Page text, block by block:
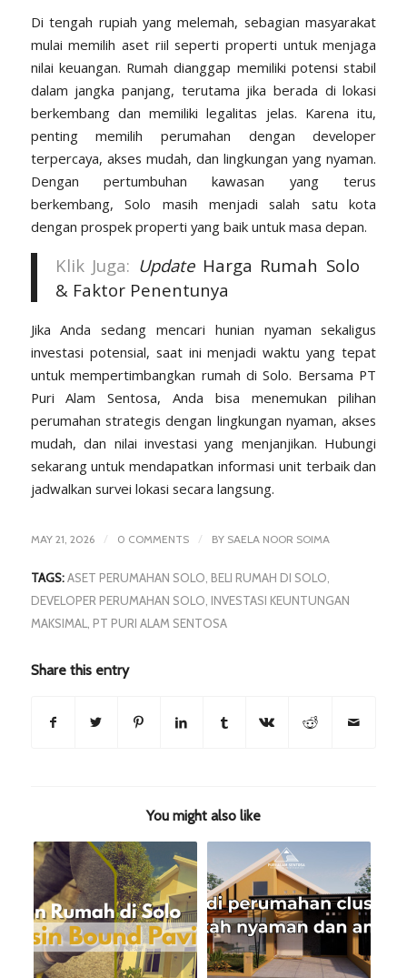
Di tengah rupiah yang melemah, sebagian masyarakat
mulai memilih aset riil seperti properti untuk menjaga
nilai keuangan. Rumah dianggap memiliki potensi stabil
dalam jangka panjang, terutama jika berada di lokasi
berkembang dan memiliki legalitas jelas. Karena itu,
penting memilih perumahan dengan developer
terpercaya, akses mudah, dan lingkungan yang nyaman.
Dengan pertumbuhan kawasan yang terus
berkembang, Solo masih menjadi salah satu kota
dengan prospek properti yang baik untuk masa depan.
Klik Juga: UpdateHarga Rumah Solo
& Faktor Penentunya
Jika Anda sedang mencari hunian nyaman sekaligus
investasi potensial, saat ini menjadi waktu yang tepat
untuk mempertimbangkan rumah di Solo. Bersama PT
Puri Alam Sentosa, Anda bisa menemukan pilihan
perumahan strategis dengan lingkungan nyaman, akses
mudah, dan nilai investasi yang menjanjikan. Hubungi
sekarang untuk mendapatkan informasi unit terbaik dan
jadwalkan survei lokasi secara langsung.
MAY 21, 2026 / 0 COMMENTS / BY SAELA NOOR SOIMA
TAGS: ASET PERUMAHAN SOLO BELI RUMAH DI SOLO
DEVELOPER PERUMAHAN SOLO INVESTASI KEUNTUNGAN
MAKSIMAL
PT PURI ALAM SENTOSA
Share this entry
You might also like